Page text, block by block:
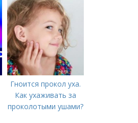
Гноится прокол уха.
Как ухаживать за
проколотыми ушами?